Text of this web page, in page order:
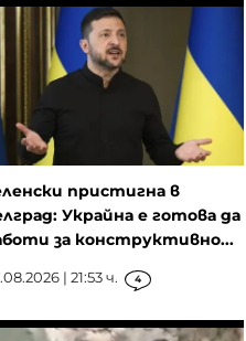
пристигна в
Украйна е готова да
за конструктивно...
| 21:53 ч. 4